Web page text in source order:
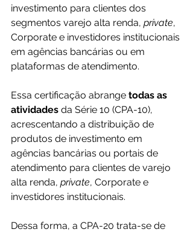
investimento para clientes dos
segmentos varejo alta renda, private,
Corporate e investidores institucionais
em agências bancárias ou em
plataformas de atendimento.
Essa certificação abrange todas as
atividades da Série 10 (CPA-10),
acrescentando a distribuição de
produtos de investimento em
agências bancárias ou portais de
atendimento para clientes de varejo
alta renda, private, Corporate e
investidores institucionais.
Dessa forma, a CPA-20 trata-se de